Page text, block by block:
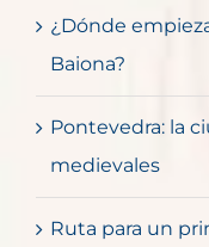
¿Dónde
Baiona?
Pontevedra: la
medievales
Ruta para un